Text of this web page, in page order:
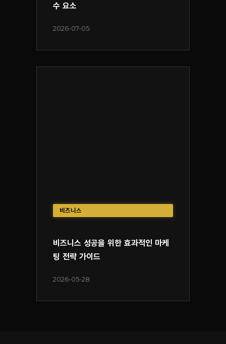
수 요소
2026-07-05
비즈니스
비즈니스 성공을 위한 효과적인 마케
팅 전략 가이드
2026-05-28